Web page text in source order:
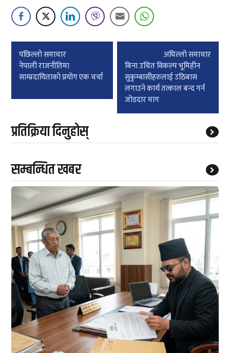
Post
navigation
पछिल्लाे समाचार
नेपाली राजनीतिमा
साम्प्रदायिताको प्रयोग एक चर्चा
अघिल्लाे समाचार
बिना उचित विकल्प भूमिहीन
सुकुम्बासीहरुलाई उठिबास
लगाउने कार्य तत्काल बन्द गर्न
जोडदार माग
प्रतिक्रिया दिनुहोस्
सम्बन्धित खबर